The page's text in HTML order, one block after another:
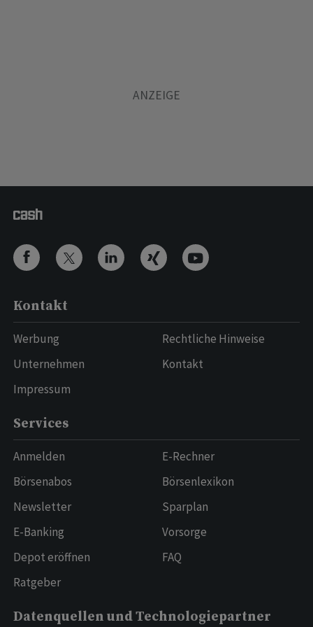
Kontakt
Werbung
Unternehmen
Impressum
Rechtliche Hinweise
Kontakt
Services
Anmelden
Börsenabos
Newsletter
E-Banking
Depot eröffnen
Ratgeber
E-Rechner
Börsenlexikon
Sparplan
Vorsorge
FAQ
Datenquellen und Technologiepartner